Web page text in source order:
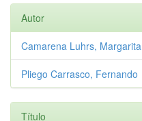
Autor
Camarena Luhrs, Margarita
Pliego Carrasco, Fernando
Título